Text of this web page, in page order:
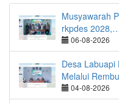
Musyawarah
rkpdes
06-08-2026
Desa Labuapi
Melalui
04-08-2026